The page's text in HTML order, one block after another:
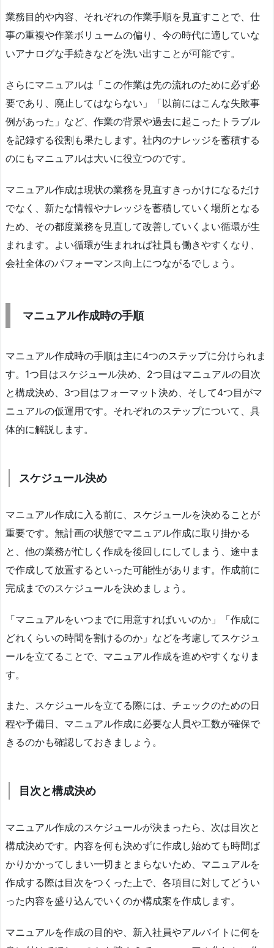
業務目的や内容、それぞれの作業手順を見直すことで、仕
事の重複や作業ボリュームの偏り、今の時代に適していな
いアナログな手続きなどを洗い出すことが可能です。
さらにマニュアルは「この作業は先の流れのために必ず必
要であり、廃止してはならない」「以前にはこんな失敗事
例があった」など、作業の背景や過去に起こったトラブル
を記録する役割も果たします。社内のナレッジを蓄積する
のにもマニュアルは大いに役立つのです。
マニュアル作成は現状の業務を見直すきっかけになるだけ
でなく、新たな情報やナレッジを蓄積していく場所となる
ため、その都度業務を見直して改善していくよい循環が生
まれます。よい循環が生まれれば社員も働きやすくなり、
会社全体のパフォーマンス向上につながるでしょう。
マニュアル作成時の手順
マニュアル作成時の手順は主に4つのステップに分けられま
す。1つ目はスケジュール決め、2つ目はマニュアルの目次
と構成決め、3つ目はフォーマット決め、そして4つ目がマ
ニュアルの仮運用です。それぞれのステップについて、具
体的に解説します。
スケジュール決め
マニュアル作成に入る前に、スケジュールを決めることが
重要です。無計画の状態でマニュアル作成に取り掛かる
と、他の業務が忙しく作成を後回しにしてしまう、途中ま
で作成して放置するといった可能性があります。作成前に
完成までのスケジュールを決めましょう。
「マニュアルをいつまでに用意すればいいのか」「作成に
どれくらいの時間を割けるのか」などを考慮してスケジュ
ールを立てることで、マニュアル作成を進めやすくなりま
す。
また、スケジュールを立てる際には、チェックのための日
程や予備日、マニュアル作成に必要な人員や工数が確保で
きるのかも確認しておきましょう。
目次と構成決め
マニュアル作成のスケジュールが決まったら、次は目次と
構成決めです。内容を何も決めずに作成し始めても時間ば
かりかかってしまい一切まとまらないため、マニュアルを
作成する際は目次をつくった上で、各項目に対してどうい
った内容を盛り込んでいくのか構成案を作成します。
マニュアルを作成の目的や、新入社員やアルバイトに何を